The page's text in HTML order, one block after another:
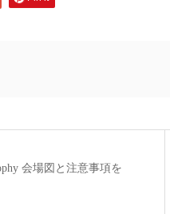
会場図と注意事項を